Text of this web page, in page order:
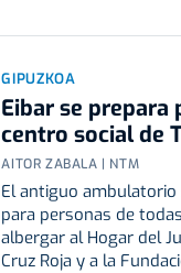
GIPUZKOA
Eibar se prepara
centro social de
AITOR ZABALA | NTM
El antiguo
para personas de
albergar al Hogar del
Cruz Roja y a la